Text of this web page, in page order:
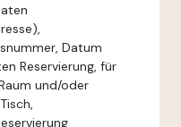
Datum
Reservierung, für
und/oder